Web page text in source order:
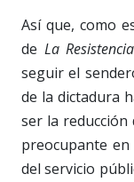
Así que, como
de La Resistencia
seguir el
de la dictadura
ser la
preocupante
del servicio